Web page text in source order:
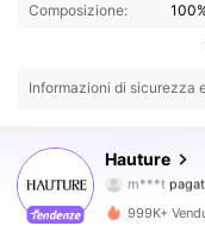
Composizione:
Informazioni di sicurezza
Hauture
m***t
l***gsegue
4.79
999K+